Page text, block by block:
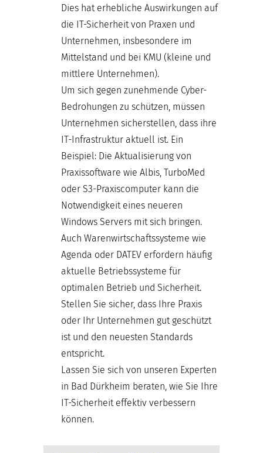
Dies hat erhebliche Auswirkungen auf
die IT-Sicherheit von Praxen und
Unternehmen, insbesondere im
Mittelstand und bei KMU (kleine und
mittlere Unternehmen).
Um sich gegen zunehmende Cyber-
Bedrohungen zu schützen, müssen
Unternehmen sicherstellen, dass ihre
IT-Infrastruktur aktuell ist. Ein
Beispiel: Die Aktualisierung von
Praxissoftware wie Albis, TurboMed
oder S3-Praxiscomputer kann die
Notwendigkeit eines neueren
Windows Servers mit sich bringen.
Auch Warenwirtschaftssysteme wie
Agenda oder DATEV erfordern häufig
aktuelle Betriebssysteme für
optimalen Betrieb und Sicherheit.
Stellen Sie sicher, dass Ihre Praxis
oder Ihr Unternehmen gut geschützt
ist und den neuesten Standards
entspricht.
Lassen Sie sich von unseren Experten
in Bad Dürkheim beraten, wie Sie Ihre
IT-Sicherheit effektiv verbessern
können.